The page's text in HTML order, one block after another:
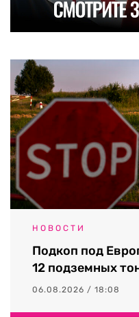
НОВОСТИ
Подкоп под
12 подземных
06.08.2026 / 18:08